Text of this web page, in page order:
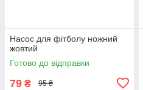
Насос для фітболу ножний
жовтий
Готово до відправки
79 ₴ 95 ₴